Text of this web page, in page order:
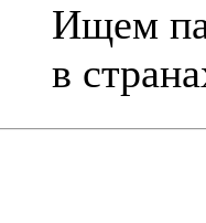
Ищем
в